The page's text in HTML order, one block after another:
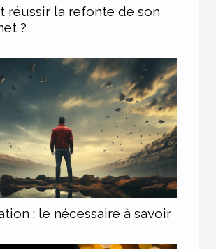
réussir la refonte de son
?
: le nécessaire à savoir